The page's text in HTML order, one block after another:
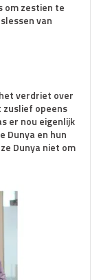
om zestien te
van
verdriet over
zuslief opeens
er nou eigenlijk
Dunya en hun
Dunya niet om